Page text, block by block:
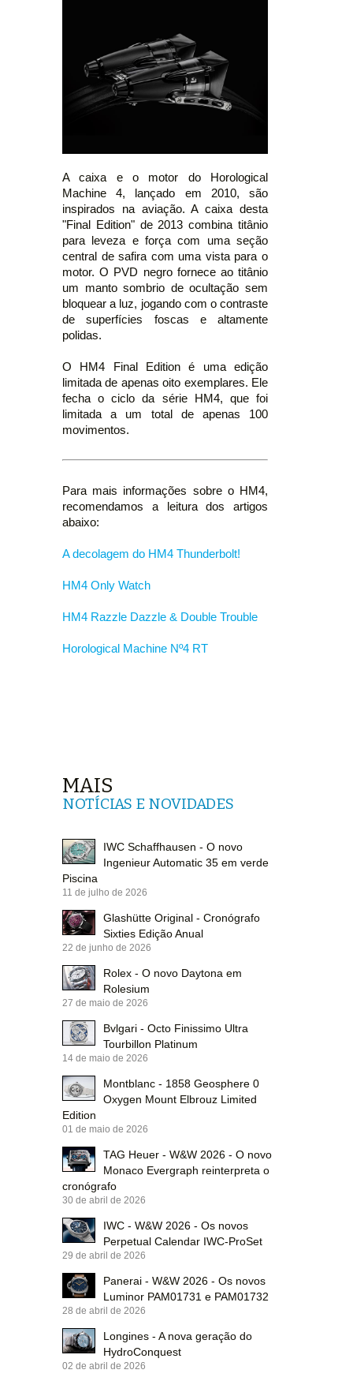
A caixa e o motor do Horological
Machine 4, lançado em 2010, são
inspirados na aviação. A caixa desta
"Final Edition" de 2013 combina titânio
para leveza e força com uma seção
central de safira com uma vista para o
motor. O PVD negro fornece ao titânio
um manto sombrio de ocultação sem
bloquear a luz, jogando com o contraste
de superfícies foscas e altamente
polidas.
O HM4 Final Edition é uma edição
limitada de apenas oito exemplares. Ele
fecha o ciclo da série HM4, que foi
limitada a um total de apenas 100
movimentos.
Para mais informações sobre o HM4,
recomendamos a leitura dos artigos
abaixo:
A decolagem do HM4 Thunderbolt!
HM4 Only Watch
HM4 Razzle Dazzle & Double Trouble
Horological Machine Nº4 RT
MAIS
NOTÍCIAS E NOVIDADES
IWC Schaffhausen - O novo
Ingenieur Automatic 35 em verde
Piscina
11 de julho de 2026
Glashütte Original - Cronógrafo
Sixties Edição Anual
22 de junho de 2026
Rolex - O novo Daytona em
Rolesium
27 de maio de 2026
Bvlgari - Octo Finissimo Ultra
Tourbillon Platinum
14 de maio de 2026
Montblanc - 1858 Geosphere 0
Oxygen Mount Elbrouz Limited
Edition
01 de maio de 2026
TAG Heuer - W&W 2026 - O novo
Monaco Evergraph reinterpreta o
cronógrafo
30 de abril de 2026
IWC - W&W 2026 - Os novos
Perpetual Calendar IWC-ProSet
29 de abril de 2026
Panerai - W&W 2026 - Os novos
Luminor PAM01731 e PAM01732
28 de abril de 2026
Longines - A nova geração do
HydroConquest
02 de abril de 2026